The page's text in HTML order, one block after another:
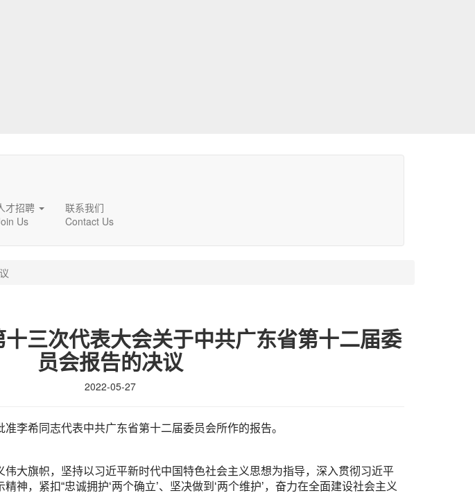
才招聘
Us
联系我们
Contact Us
三次代表大会关于中共广东省第十二届委
员会报告的决议
2022-05-27
李希同志代表中共广东省第十二届委员会所作的报告。
大旗帜，坚持以习近平新时代中国特色社会主义思想为指导，深入贯彻习近平
神，紧扣“忠诚拥护‘两个确立’、坚决做到‘两个维护’，奋力在全面建设社会主义